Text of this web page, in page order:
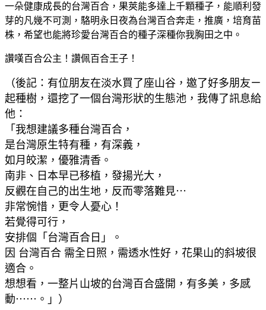
一朵健康成長的台灣百合，果莢能多達上千顆種子，能順利發
芽的凡幾不可測，駱明永日夜為台灣百合奔走，推廣，培育苗
株，希望也能將珍愛台灣百合的種子深種你我胸田之中。
讚嘆百合公主！讚佩百合王子！
（後記：有位朋友在淡水買了座山谷，邀了好多朋友ㄧ
起種樹，還挖了一個台灣形狀的生態池，我傳了訊息給
他：
「我想建議多種台灣百合，
是台灣原生特有種，有深義，
如月皎潔，優雅清香。
南非、日本早已移植，發揚光大，
反觀在自己的出生地，反而零落難見⋯
非常惋惜，更令人憂心！
若覺得可行，
安排個「台灣百合日」。
因 台灣百合 需全日照，需透水性好，花果山的斜坡很
適合。
想想看，一整片山坡的台灣百合盛開，有多美，多感
動⋯⋯。」）